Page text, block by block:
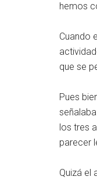
hemos
Cuando
que se
Pues
los tres
parecer
Quizá el